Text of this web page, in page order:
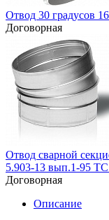
Отвод 30 градусов
Договорная
Отвод сварной
5.903-13 вып.1-95
Договорная
Описание